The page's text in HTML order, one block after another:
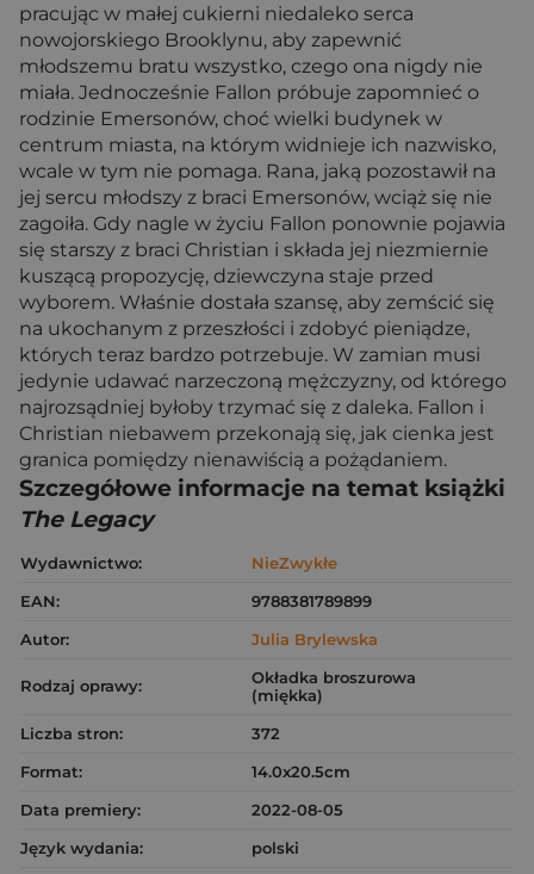
pracując w małej cukierni niedaleko serca
nowojorskiego Brooklynu, aby zapewnić
młodszemu bratu wszystko, czego ona nigdy nie
miała. Jednocześnie Fallon próbuje zapomnieć o
rodzinie Emersonów, choć wielki budynek w
centrum miasta, na którym widnieje ich nazwisko,
wcale w tym nie pomaga. Rana, jaką pozostawił na
jej sercu młodszy z braci Emersonów, wciąż się nie
zagoiła. Gdy nagle w życiu Fallon ponownie pojawia
się starszy z braci Christian i składa jej niezmiernie
kuszącą propozycję, dziewczyna staje przed
wyborem. Właśnie dostała szansę, aby zemścić się
na ukochanym z przeszłości i zdobyć pieniądze,
których teraz bardzo potrzebuje. W zamian musi
jedynie udawać narzeczoną mężczyzny, od którego
najrozsądniej byłoby trzymać się z daleka. Fallon i
Christian niebawem przekonają się, jak cienka jest
granica pomiędzy nienawiścią a pożądaniem.
Szczegółowe informacje na temat książki
The Legacy
Wydawnictwo:
NieZwykłe
EAN:
9788381789899
Autor:
Julia Brylewska
Rodzaj oprawy:
Okładka broszurowa
(miękka)
Liczba stron:
372
Format:
14.0x20.5cm
Data premiery:
2022-08-05
Język wydania:
polski